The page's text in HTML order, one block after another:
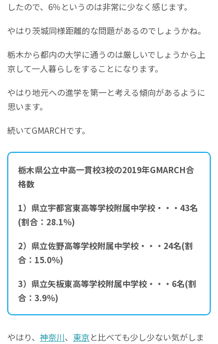
したので、6％というのは非常に少なく感じます。
やはり茨城同様距離的な問題があるのでしょうかね。
栃木から都内の大学に通うのは厳しいでしょうから上
京して一人暮らしをすることになります。
やはり地元への進学を第一と考える傾向があるように
思います。
続いてGMARCHです。
栃木県公立中高一貫校3校の2019年GMARCH合
格数
1）県立宇都宮東高等学校附属中学校・・・43名
(割合：28.1％)
2）県立佐野高等学校附属中学校・・・24名(割
合：15.0％)
3）県立矢板東高等学校附属中学校・・・6名(割
合：3.9％)
やはり、 神奈川、 東京と比べても少し少ない気がしま